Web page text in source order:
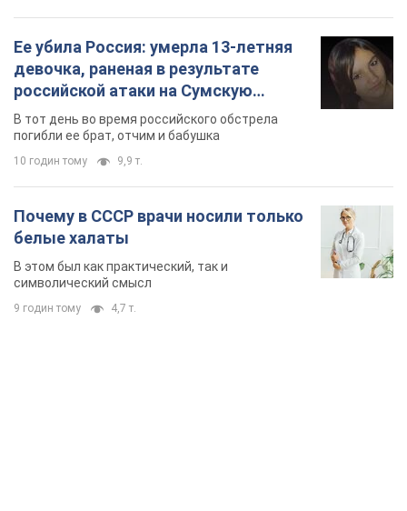
Ее убила Россия: умерла 13-летняя
девочка, раненая в результате
российской атаки на Сумскую
область. Фото
В тот день во время российского обстрела
погибли ее брат, отчим и бабушка
10 годин тому 9,9 т.
Почему в СССР врачи носили только
белые халаты
В этом был как практический, так и
символический смысл
9 годин тому 4,7 т.